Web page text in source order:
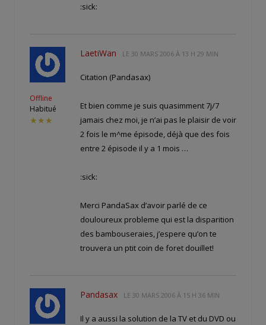
:sick:
Offline
Habitué
★★★
LaetiWan LE 30 MARS 2006 À 13 H 29 MIN
Citation (Pandasax)
Et bien comme je suis quasimment 7j/7
jamais chez moi, je n’ai pas le plaisir de voir
2 fois le m^me épisode, déjà que des fois
entre 2 épisode il y a 1 mois …
:sick:
Merci PandaSax d’avoir parlé de ce
douloureux probleme qui est la disparition
des bambouseraies, j’espere qu’on te
trouvera un ptit coin de foret douillet!
Pandasax LE 30 MARS 2006 À 15 H 36 MIN
Il y a aussi la solution de la TV et du DVD ou